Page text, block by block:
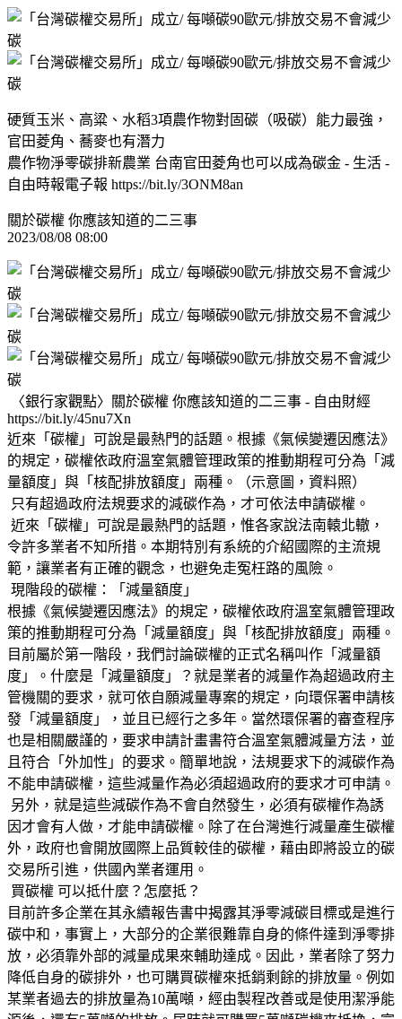
硬質玉米、高粱、水稻3項農作物對固碳（吸碳）能力最強，
官田菱角、蕎麥也有潛力
農作物淨零碳排新農業 台南官田菱角也可以成為碳金 - 生活 -
自由時報電子報 https://bit.ly/3ONM8an
關於碳權 你應該知道的二三事
2023/08/08 08:00
〈銀行家觀點〉關於碳權 你應該知道的二三事 - 自由財經
https://bit.ly/45nu7Xn
近來「碳權」可說是最熱門的話題。根據《氣候變遷因應法》
的規定，碳權依政府溫室氣體管理政策的推動期程可分為「減
量額度」與「核配排放額度」兩種。（示意圖，資料照）
只有超過政府法規要求的減碳作為，才可依法申請碳權。
近來「碳權」可說是最熱門的話題，惟各家說法南轅北轍，
令許多業者不知所措。本期特別有系統的介紹國際的主流規
範，讓業者有正確的觀念，也避免走冤枉路的風險。
現階段的碳權：「減量額度」
根據《氣候變遷因應法》的規定，碳權依政府溫室氣體管理政
策的推動期程可分為「減量額度」與「核配排放額度」兩種。
目前屬於第一階段，我們討論碳權的正式名稱叫作「減量額
度」。什麼是「減量額度」？就是業者的減量作為超過政府主
管機關的要求，就可依自願減量專案的規定，向環保署申請核
發「減量額度」，並且已經行之多年。當然環保署的審查程序
也是相關嚴謹的，要求申請計畫書符合溫室氣體減量方法，並
且符合「外加性」的要求。簡單地說，法規要求下的減碳作為
不能申請碳權，這些減量作為必須超過政府的要求才可申請。
另外，就是這些減碳作為不會自然發生，必須有碳權作為誘
因才會有人做，才能申請碳權。除了在台灣進行減量產生碳權
外，政府也會開放國際上品質較佳的碳權，藉由即將設立的碳
交易所引進，供國內業者運用。
買碳權 可以抵什麼？怎麼抵？
目前許多企業在其永續報告書中揭露其淨零減碳目標或是進行
碳中和，事實上，大部分的企業很難靠自身的條件達到淨零排
放，必須靠外部的減量成果來輔助達成。因此，業者除了努力
降低自身的碳排外，也可購買碳權來抵銷剩餘的排放量。例如
某業者過去的排放量為10萬噸，經由製程改善或是使用潔淨能